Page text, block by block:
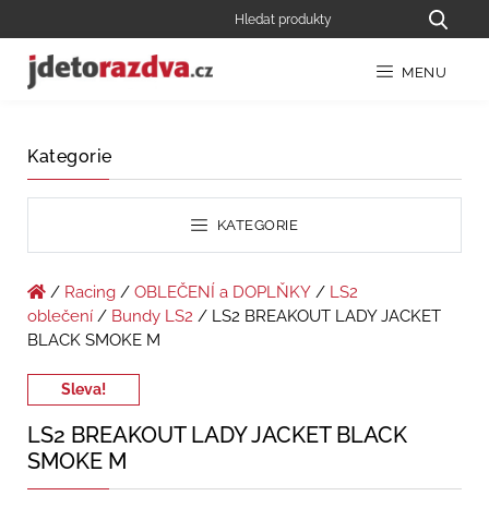
MENU
Kategorie
KATEGORIE
/ Racing / OBLEČENÍ a DOPLŇKY / LS2
oblečení / Bundy LS2 / LS2 BREAKOUT LADY JACKET
BLACK SMOKE M
Sleva!
LS2 BREAKOUT LADY JACKET BLACK
SMOKE M